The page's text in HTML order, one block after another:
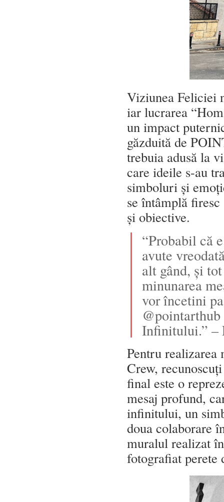
Viziunea Feliciei
iar lucrarea
un impact
găzduită de
trebuia adusă la
care ideile s-au
simboluri și
se întâmplă
și obiective.
“Probabil că
avute
alt gând, și
minunarea
vor încetini
Infinitului.” –
Pentru realizarea
Crew,
final este o
mesaj profund,
infinitului, un
doua colaborare
muralul realizat
fotografiat perete